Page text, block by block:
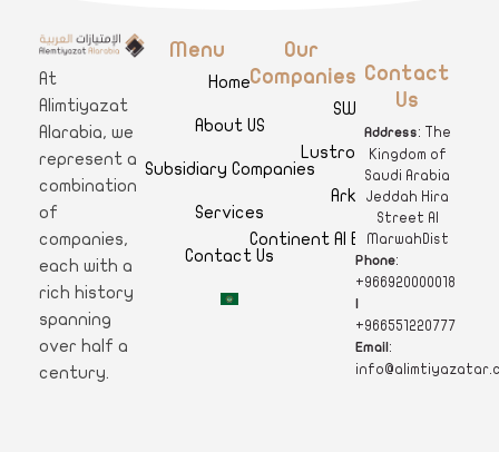
A
limtiyazat Alarabiaفي الامتيازات العربية، نحن نمثل مجموعة من الشركات، تتمتع كل منها بتاريخ غني يمتد لأكثر من نصف قرن.
At
Alimtiyazat
Alarabia, we
represent a
combination
of
companies,
each with a
rich history
spanning
over half a
century.
Menu
Home
About US
Subsidiary Companies
Services
Contact Us
Our
Companies
SWAR
Lustro Clinics
Arkan
Continent Al Ertiqaa Hotel
Contact
Us
Address: The
Kingdom of
Saudi Arabia
Jeddah Hira
Street Al
MarwahDist
Phone:
+966920000018
+966551220777
Email :